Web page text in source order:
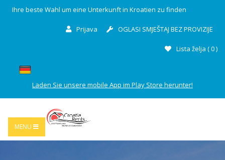
Ihre beste Wahl um eine Unterkunft in Kroatien zu finden
Prijava OGLASI SMJEŠTAJ BEZ PROVIZIJE
Lista želja (0)
Laden Sie unsere mobile App im Play Store herunter!
MENU